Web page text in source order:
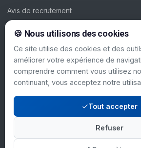
Avis de recrutement
SUIVEZ-NOUS
© 2024 PAC-CI. Tous
Mentions
🍪 Nous utilisons des cookies
Ce site utilise des cookies et des
améliorer votre expérience de
comprendre comment vous utilisez
continuant, vous acceptez notre
Tout accepter
Refuser